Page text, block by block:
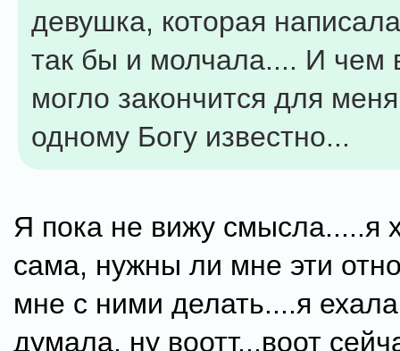
девушка, которая
так бы и молчала.... И чем
могло закончится для
одному Богу известно...
Я пока не вижу смысла.....я
сама, нужны ли мне эти
мне с ними делать....я
думала, ну воотт...воот